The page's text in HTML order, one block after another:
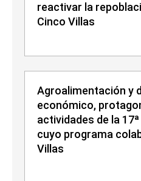
reactivar la
Cinco Villas
Agroalimentación y
económico,
actividades de la
cuyo programa
Villas